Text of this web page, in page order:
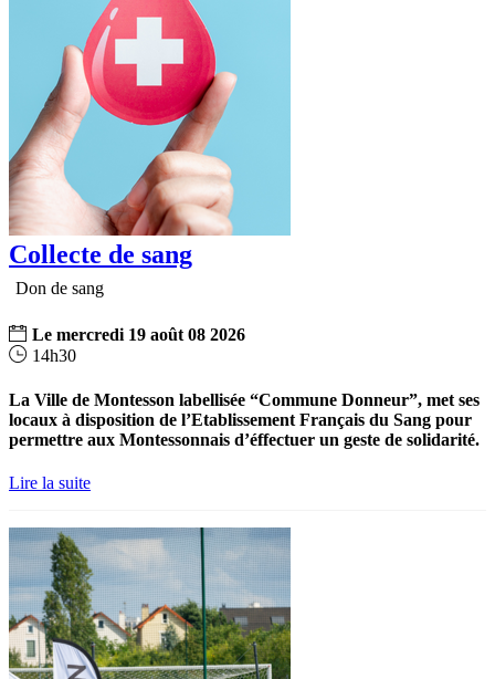
Collecte de sang
Don de sang
Le mercredi 19 août 08 2026
14h30
La Ville de Montesson labellisée “Commune Donneur”, met ses
locaux à disposition de l’Etablissement Français du Sang pour
permettre aux Montessonnais d’éffectuer un geste de solidarité.
Lire la suite